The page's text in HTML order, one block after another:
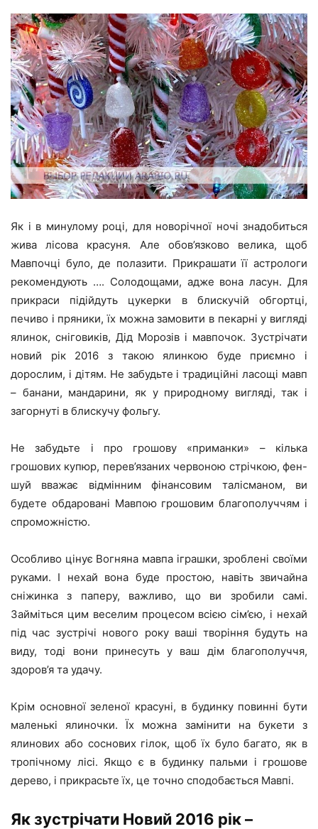
Як і в минулому році, для новорічної ночі знадобиться
жива лісова красуня. Але обов’язково велика, щоб
Мавпочці було, де полазити. Прикрашати її астрологи
рекомендують …. Солодощами, адже вона ласун. Для
прикраси підійдуть цукерки в блискучій обгортці,
печиво і пряники, їх можна замовити в пекарні у вигляді
ялинок, сніговиків, Дід Морозів і мавпочок. Зустрічати
новий рік 2016 з такою ялинкою буде приємно і
дорослим, і дітям. Не забудьте і традиційні ласощі мавп
– банани, мандарини, як у природному вигляді, так і
загорнуті в блискучу фольгу.
Не забудьте і про грошову «приманки» – кілька
грошових купюр, перев’язаних червоною стрічкою, фен-
шуй вважає відмінним фінансовим талісманом, ви
будете обдаровані Мавпою грошовим благополуччям і
спроможністю.
Особливо цінує Вогняна мавпа іграшки, зроблені своїми
руками. І нехай вона буде простою, навіть звичайна
сніжинка з паперу, важливо, що ви зробили самі.
Займіться цим веселим процесом всією сім’єю, і нехай
під час зустрічі нового року ваші творіння будуть на
виду, тоді вони принесуть у ваш дім благополуччя,
здоров’я та удачу.
Крім основної зеленої красуні, в будинку повинні бути
маленькі ялиночки. Їх можна замінити на букети з
ялинових або соснових гілок, щоб їх було багато, як в
тропічному лісі. Якщо є в будинку пальми і грошове
дерево, і прикрасьте їх, це точно сподобається Мавпі.
Як зустрічати Новий 2016 рік –